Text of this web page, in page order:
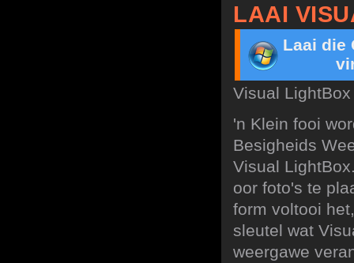
LAAI
Laai die
Visual
'n Klein fooi
Besigheids
Visual
oor foto's te
form voltooi
sleutel wat
weergawe